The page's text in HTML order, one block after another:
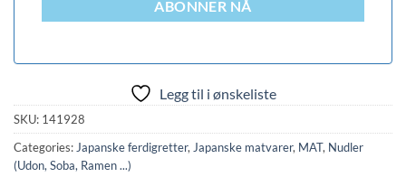
ABONNER NÅ
Legg til i ønskeliste
SKU: 141928
Categories: Japanske ferdigretter, Japanske matvarer, MAT, Nudler
(Udon, Soba, Ramen ...)